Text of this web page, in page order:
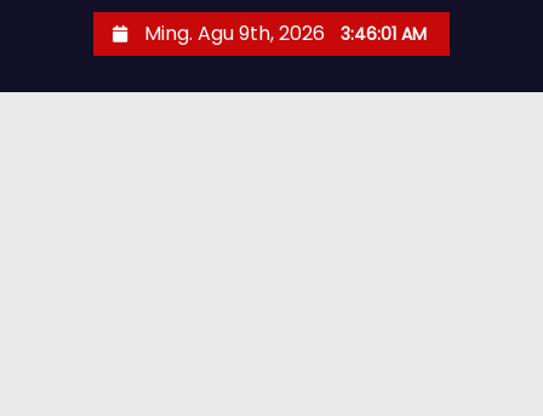
Ming. Agu 9th, 2026 3:46:03 AM